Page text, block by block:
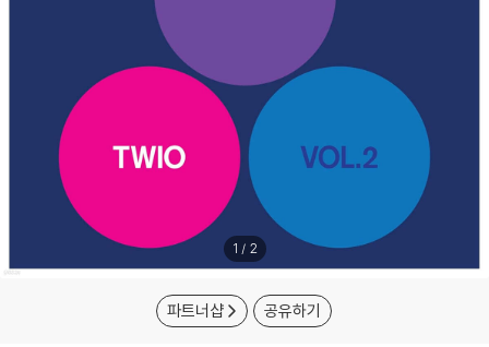
1 / 2
파트너샵 공유하기